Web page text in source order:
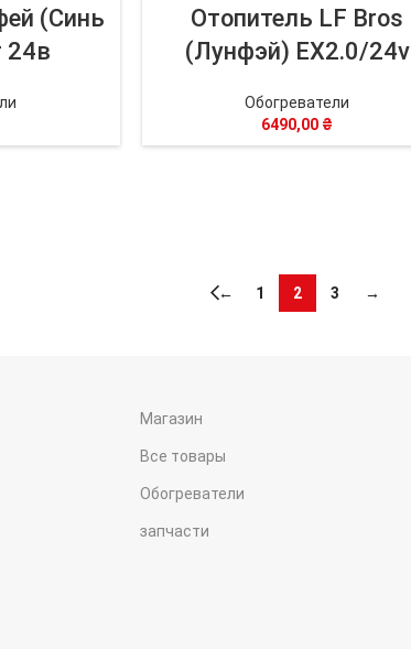
(Синь
24в
Отопитель LF Bros
(Лунфэй) EX2.0/24v
Обогреватели
6490,00 ₴
← 1 2 3 →
Магазин
Все товары
Обогреватели
запчасти